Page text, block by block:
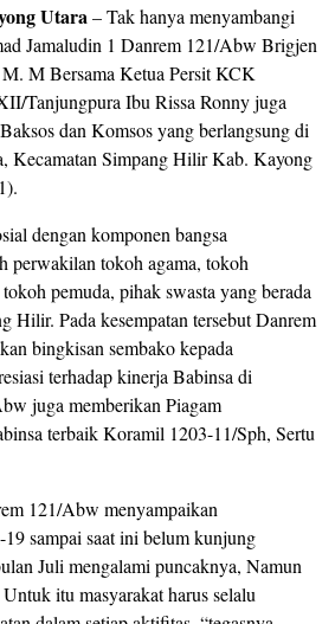
Utara– Tak hanya menyambangi
Jamaludin 1 Danrem 121/Abw Brigjen
M Bersama Ketua Persit KCK
Tanjungpura Ibu Rissa Ronny juga
dan Komsos yang berlangsung di
Kecamatan Simpang Hilir Kab. Kayong
dengan komponen bangsa
perwakilan tokoh agama, tokoh
pemuda, pihak swasta yang berada
Hilir. Pada kesempatan tersebut Danrem
bingkisan sembako kepada
terhadap kinerja Babinsa di
juga memberikan Piagam
terbaik Koramil 1203-11/Sph, Sertu
121/Abw menyampaikan
sampai saat ini belum kunjung
Juli mengalami puncaknya, Namun
itu masyarakat harus selalu